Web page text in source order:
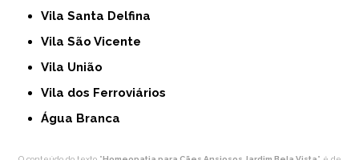
Vila Santa Delfina
Vila São Vicente
Vila União
Vila dos Ferroviários
Água Branca